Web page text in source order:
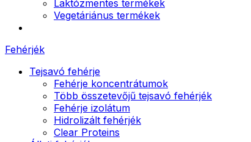
Laktózmentes termékek
Vegetáriánus termékek
Fehérjék
Tejsavó fehérje
Fehérje koncentrátumok
Több összetevőjű tejsavó fehérjék
Fehérje izolátum
Hidrolizált fehérjék
Clear Proteins